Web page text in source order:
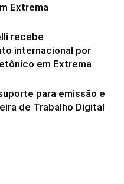
Extrema
recebe
internacional por
em Extrema
para emissão e
de Trabalho Digital